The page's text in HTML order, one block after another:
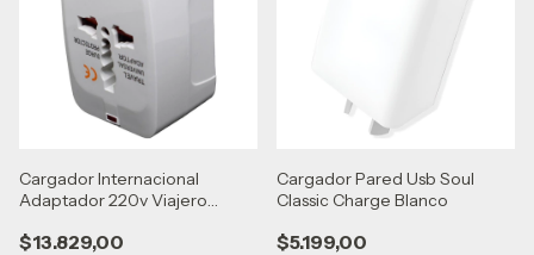
Cargador Internacional
Adaptador 220v Viajero
$13.829,00
Cargador Pared Usb Soul
Classic Charge Blanco
$5.199,00